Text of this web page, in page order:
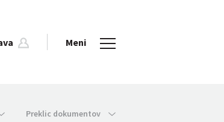
Meni
Preklic dokumentov